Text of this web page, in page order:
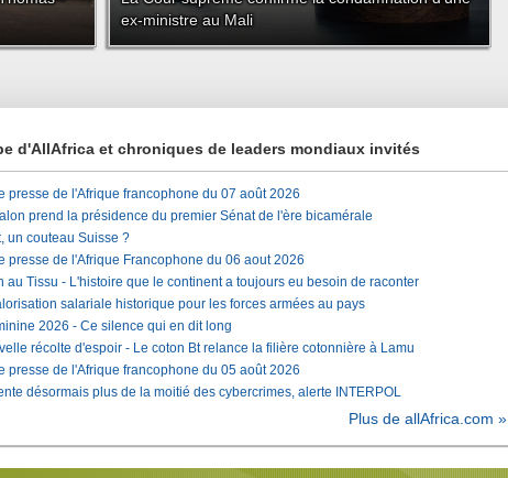
ex-ministre au Mali
d'AllAfrica et chroniques de leaders mondiaux invités
presse de l'Afrique francophone du 07 août 2026
prend la présidence du premier Sénat de l'ère bicamérale
un couteau Suisse ?
presse de l'Afrique Francophone du 06 aout 2026
au Tissu - L'histoire que le continent a toujours eu besoin de raconter
salariale historique pour les forces armées au pays
2026 - Ce silence qui en dit long
récolte d'espoir - Le coton Bt relance la filière cotonnière à Lamu
presse de l'Afrique francophone du 05 août 2026
désormais plus de la moitié des cybercrimes, alerte INTERPOL
Plus de allAfrica.com »